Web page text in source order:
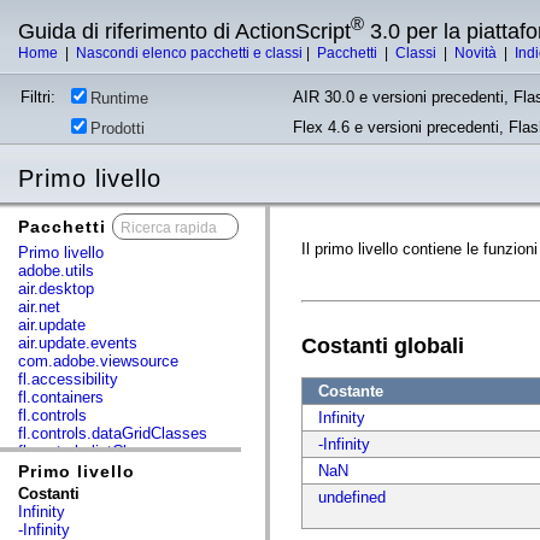
Guida di riferimento di ActionScript® 3.0 per la
Home Nascondi elenco pacchetti e classi Pacchetti Classi Novità
Filtri: Runtime
AIR 30.0 e versioni precedenti,
Prodotti
Flex 4.6 e versioni precedenti,
Primo livello
Pacchetti
Primo livello
adobe.utils
air.desktop
air.net
air.update
air.update.events
com.adobe.viewsource
fl.accessibility
fl.containers
fl.controls
fl.controls.dataGridClasses
fl.controls.listClasses
fl.controls.progressBarClasses
fl.core
fl.data
fl.display
Primo livello
Costanti
Infinity
-Infinity
Il primo livello contiene le
Costanti globali
Costante
Infinity
-Infinity
NaN
undefined